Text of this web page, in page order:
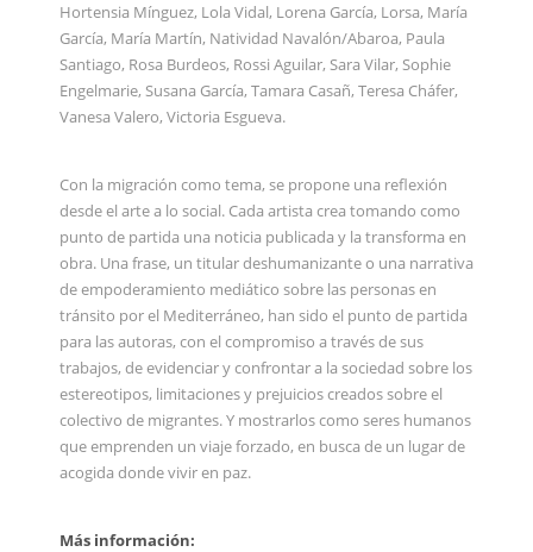
Hortensia Mínguez, Lola Vidal, Lorena García, Lorsa, María
García, María Martín, Natividad Navalón/Abaroa, Paula
Santiago, Rosa Burdeos, Rossi Aguilar, Sara Vilar, Sophie
Engelmarie, Susana García, Tamara Casañ, Teresa Cháfer,
Vanesa Valero, Victoria Esgueva.
Con la migración como tema, se propone una reflexión
desde el arte a lo social. Cada artista crea tomando como
punto de partida una noticia publicada y la transforma en
obra. Una frase, un titular deshumanizante o una narrativa
de empoderamiento mediático sobre las personas en
tránsito por el Mediterráneo, han sido el punto de partida
para las autoras, con el compromiso a través de sus
trabajos, de evidenciar y confrontar a la sociedad sobre los
estereotipos, limitaciones y prejuicios creados sobre el
colectivo de migrantes. Y mostrarlos como seres humanos
que emprenden un viaje forzado, en busca de un lugar de
acogida donde vivir en paz.
Más información: